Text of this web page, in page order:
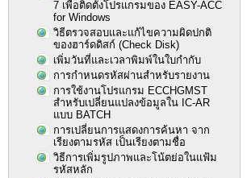
7 เพื่อติดตั้งโปรแกรมของ EASY-ACC
for Windows
วิธีตรวจสอบและแก้ไขความผิดปกติ
ของฮาร์ดดิสก์ (Check Disk)
เพิ่มวันที่และเวลาพิมพ์ในใบกำกับ
การกำหนดรหัสผ่านสำหรับรายงาน
การใช้งานโปรแกรม ECCHGMST
สำหรับเปลี่ยนแปลงข้อมูลใน IC-AR
แบบ BATCH
การเปลี่ยนการแสดงการค้นหา จาก
เรียงตามรหัส เป็นเรียงตามชื่อ
วิธีการเพิ่มรูปภาพและโน้ตย่อในแฟ้ม
รหัสหลัก